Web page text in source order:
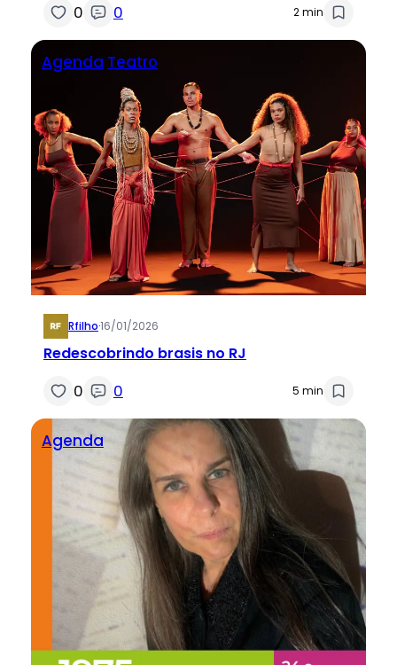
0 0 2 min
Agenda Teatro
Rfilho·16/01/2026
Redescobrindo brasis no RJ
0 0 5 min
Agenda